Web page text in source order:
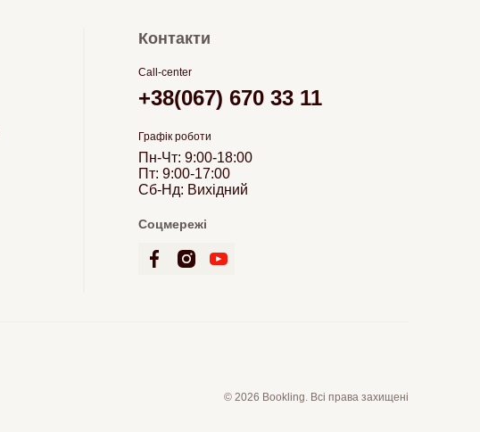
Контакти
Call-center
+38(067) 670 33 11
Графік роботи
Пн-Чт: 9:00-18:00
Пт: 9:00-17:00
Сб-Нд: Вихідний
Соцмережі
© 2026 Bookling. Всі права захищені